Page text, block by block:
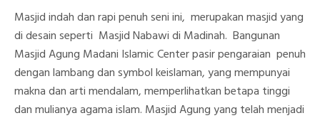
Masjid indah dan rapi penuh seni ini, merupakan masjid yang
di desain seperti Masjid Nabawi di Madinah. Bangunan
Masjid Agung Madani Islamic Center pasir pengaraian penuh
dengan lambang dan symbol keislaman, yang mempunyai
makna dan arti mendalam, memperlihatkan betapa tinggi
dan mulianya agama islam. Masjid Agung yang telah menjadi